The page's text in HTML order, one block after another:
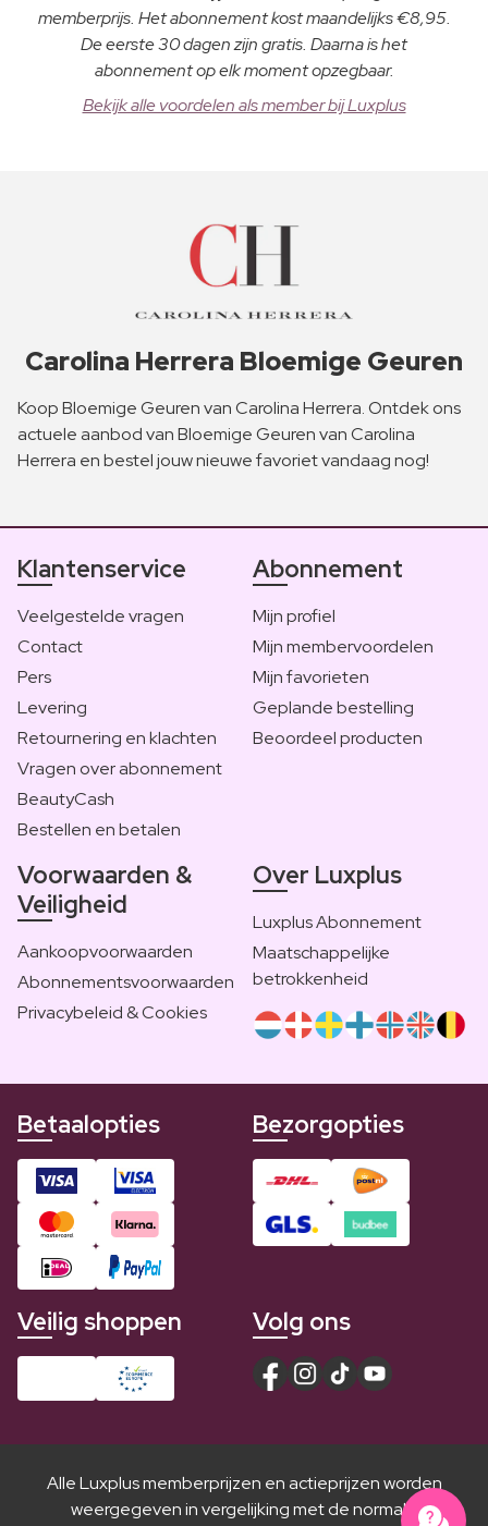
memberprijs. Het abonnement kost maandelijks €8,95.
De eerste 30 dagen zijn gratis. Daarna is het
abonnement op elk moment opzegbaar.
Bekijk alle voordelen als member bij Luxplus
Carolina Herrera Bloemige Geuren
Koop Bloemige Geuren van Carolina Herrera. Ontdek ons
actuele aanbod van Bloemige Geuren van Carolina
Herrera en bestel jouw nieuwe favoriet vandaag nog!
Klantenservice
Veelgestelde vragen
Contact
Pers
Levering
Retournering en klachten
Vragen over abonnement
BeautyCash
Bestellen en betalen
Abonnement
Mijn profiel
Mijn membervoordelen
Mijn favorieten
Geplande bestelling
Beoordeel producten
Voorwaarden &
Veiligheid
Aankoopvoorwaarden
Abonnementsvoorwaarden
Privacybeleid & Cookies
Over Luxplus
Luxplus Abonnement
Maatschappelijke
betrokkenheid
Betaalopties Bezorgopties
Veilig shoppen Volg ons
Alle Luxplus memberprijzen en actieprijzen worden
weergegeven in vergelijking met de normale